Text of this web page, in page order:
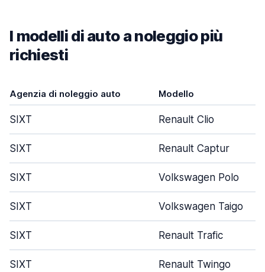
I modelli di auto a noleggio più
richiesti
Agenzia di noleggio auto Modello
SIXT Renault Clio
SIXT Renault Captur
SIXT Volkswagen Polo
SIXT Volkswagen Taigo
SIXT Renault Trafic
SIXT Renault Twingo